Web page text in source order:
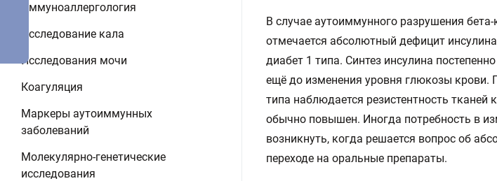
Иммуноаллергология
Исследование кала
Исследования мочи
Коагуляция
Маркеры аутоиммунных
заболеваний
Молекулярно-генетические
исследования
В случае аутоиммунного разрушения
отмечается абсолютный дефицит
диабет 1 типа. Синтез инсулина
ещё до изменения уровня глюкозы крови.
типа наблюдается резистентность тканей
обычно повышен. Иногда потребность в
возникнуть, когда решается вопрос об
переходе на оральные препараты.